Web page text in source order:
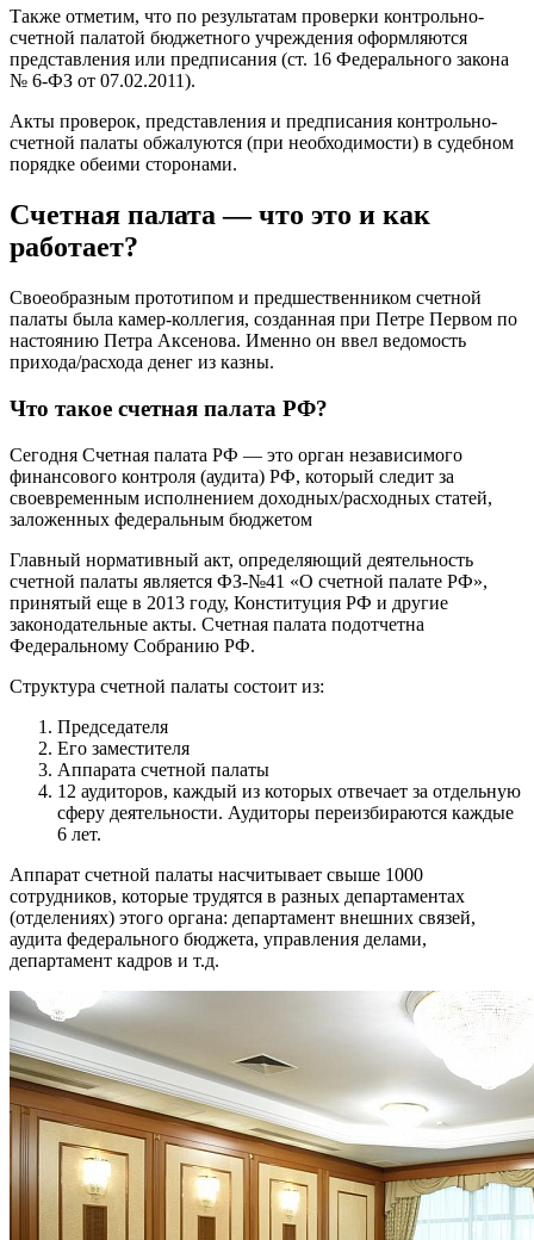
Также отметим, что по результатам проверки контрольно-
счетной палатой бюджетного учреждения оформляются
представления или предписания (ст. 16 Федерального закона
№ 6-ФЗ от 07.02.2011).
Акты проверок, представления и предписания контрольно-
счетной палаты обжалуются (при необходимости) в судебном
порядке обеими сторонами.
Счетная палата — что это и как
работает?
Своеобразным прототипом и предшественником счетной
палаты была камер-коллегия, созданная при Петре Первом по
настоянию Петра Аксенова. Именно он ввел ведомость
прихода/расхода денег из казны.
Что такое счетная палата РФ?
Сегодня Счетная палата РФ — это орган независимого
финансового контроля (аудита) РФ, который следит за
своевременным исполнением доходных/расходных статей,
заложенных федеральным бюджетом
Главный нормативный акт, определяющий деятельность
счетной палаты является ФЗ-№41 «О счетной палате РФ»,
принятый еще в 2013 году, Конституция РФ и другие
законодательные акты. Счетная палата подотчетна
Федеральному Собранию РФ.
Структура счетной палаты состоит из:
Председателя
Его заместителя
Аппарата счетной палаты
12 аудиторов, каждый из которых отвечает за отдельную
сферу деятельности. Аудиторы переизбираются каждые
6 лет.
Аппарат счетной палаты насчитывает свыше 1000
сотрудников, которые трудятся в разных департаментах
(отделениях) этого органа: департамент внешних связей,
аудита федерального бюджета, управления делами,
департамент кадров и т.д.